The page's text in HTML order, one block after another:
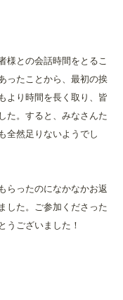
様との会話時間をとるこ
ったことから、最初の挨
より時間を長く取り、皆
た。すると、みなさんた
全然足りないようでし
らったのになかなかお返
した。 ご参加くださった
うございました！